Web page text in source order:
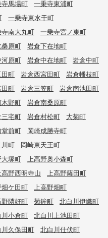
馬場町
一乗寺東浦町
一乗寺東水干町
南大丸町
一乗寺宮ノ東町
原町
岩倉下在地町
原町 岩倉中在地町
岩倉中町
町 岩倉西宮田町
岩倉幡枝町
町 岩倉三笠町
岩倉南池田町
野町
岩倉南桑原町
宅町 岩倉村松町
大菊町
前町
岡崎成勝寺町
川町
岡崎東天王町
塚町
上高野奥小森町
野西明寺山
上高野薩田町
ケ田町
上高野畑町
隣好町 菊鉾町
北白川伊織町
小倉町
北白川上池田町
久保田町
北白川仕伏町